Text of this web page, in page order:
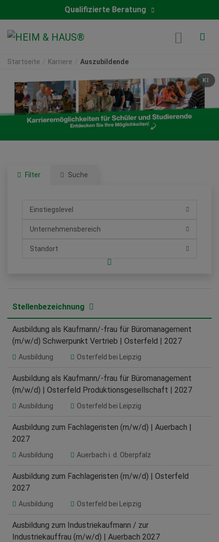
Qualifizierte Beratung
Startseite Karriere Auszubildende
‎ ‎ ‎ ‎ ‎ ‎ ‎ ‎ ‎ ‎ ‎ ‎ ‎ ‎ ‎ ‎ ‎ ‎ ‎ ‎ ‎ ‎ ‎ ‎ ‎
‎ ‎ ‎ ‎ ‎ ‎ ‎ ‎ ‎ ‎ ‎ ‎ ‎ ‎ ‎ ‎ ‎ ‎ ‎ ‎ ‎ ‎ ‎ ‎ ‎
KI
Filter Suche
Einstiegslevel
Unternehmensbereich
Standort
Stellenbezeichnung
Ausbildung als Kaufmann/-frau für Büromanagement
(m/w/d) Schwerpunkt Vertrieb | Osterfeld | 2027
Ausbildung Osterfeld bei Leipzig
Ausbildung als Kaufmann/-frau für Büromanagement
(m/w/d) | Osterfeld Produktionsgesellschaft | 2027
Ausbildung Osterfeld bei Leipzig
Ausbildung zum Fachlageristen (m/w/d) | Auerbach |
2027
Ausbildung Auerbach i. d. Oberpfalz
Ausbildung zum Fachlageristen (m/w/d) | Osterfeld
2027
Ausbildung Osterfeld bei Leipzig
Ausbildung zum Industriekaufmann / zur
Industriekauffrau (m/w/d) | Auerbach 2027